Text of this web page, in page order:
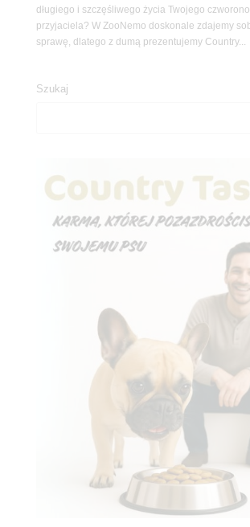
długiego i szczęśliwego życia Twojego
przyjaciela? W ZooNemo doskonale zdajemy
sprawę, dlatego z dumą prezentujemy Country...
Szukaj